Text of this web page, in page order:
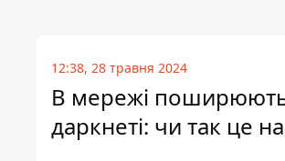
12:38, 28 травня 2024
В мережі поширюють
даркнеті: чи так це